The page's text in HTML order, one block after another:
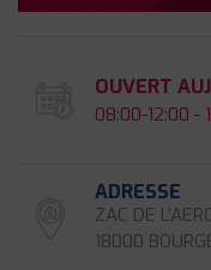
OUVERT
08:00-12:00 -
ADRESSE
ZAC DE
18000